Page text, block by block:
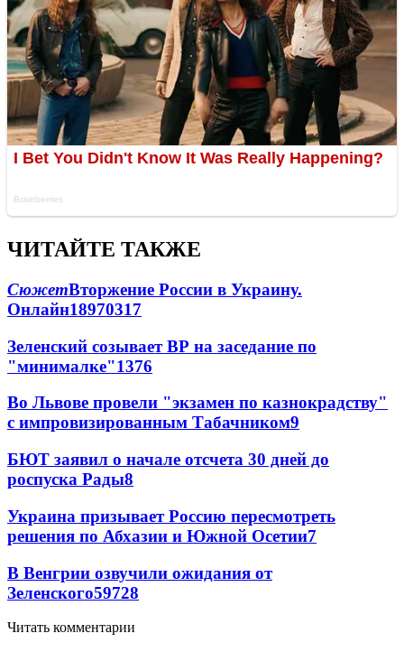
ЧИТАЙТЕ ТАКЖЕ
СюжетВторжение России в Украину.
Онлайн18970317
Зеленский созывает ВР на заседание по
"минималке"1376
Во Львове провели "экзамен по казнокрадству"
с импровизированным Табачником9
БЮТ заявил о начале отсчета 30 дней до
роспуска Рады8
Украина призывает Россию пересмотреть
решения по Абхазии и Южной Осетии7
В Венгрии озвучили ожидания от
Зеленского59728
Читать комментарии